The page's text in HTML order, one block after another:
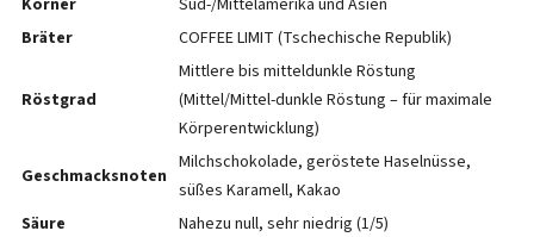
Bräter
COFFEE LIMIT (Tschechische Republik)
Röstgrad
Mittlere bis mitteldunkle Röstung
(Mittel/Mittel-dunkle Röstung – für maximale
Körperentwicklung)
Geschmacksnoten
Milchschokolade, geröstete Haselnüsse,
süßes Karamell, Kakao
Säure
Nahezu null, sehr niedrig (1/5)